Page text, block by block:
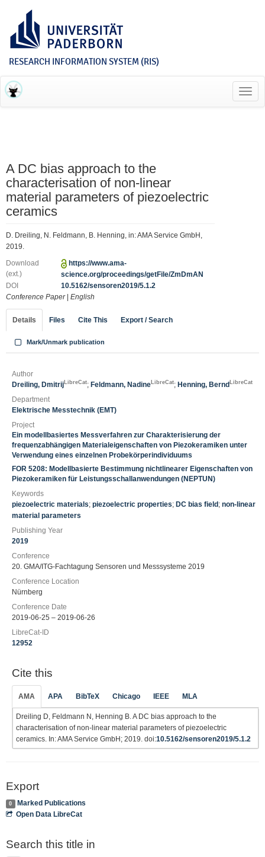
RESEARCH INFORMATION SYSTEM (RIS)
A DC bias approach to the
characterisation of non-linear
material parameters of piezoelectric
ceramics
D. Dreiling, N. Feldmann, B. Henning, in: AMA Service GmbH,
2019.
Download
(ext.)
https://www.ama-
science.org/proceedings/getFile/ZmDmAN
DOI
10.5162/sensoren2019/5.1.2
Conference Paper| English
Details Files Cite This Export / Search
Mark/Unmark publication
Author
Dreiling, Dmitrij LibreCat; Feldmann, Nadine LibreCat; Henning, Bernd LibreCat
Department
Elektrische Messtechnik (EMT)
Project
Ein modellbasiertes Messverfahren zur Charakterisierung der
frequenzabhängigen Materialeigenschaften von Piezokeramiken unter
Verwendung eines einzelnen Probekörperindividuums
FOR 5208: Modellbasierte Bestimmung nichtlinearer Eigenschaften von
Piezokeramiken für Leistungsschallanwendungen (NEPTUN)
Keywords
piezoelectric materials; piezoelectric properties; DC bias field ; non-linear
material parameters
Publishing Year
2019
Conference
20. GMA/ITG-Fachtagung Sensoren und Messsysteme 2019
Conference Location
Nürnberg
Conference Date
2019-06-25 – 2019-06-26
LibreCat-ID
12952
Cite this
AMA APA BibTeX Chicago IEEE MLA
Dreiling D, Feldmann N, Henning B. A DC bias approach to the
characterisation of non-linear material parameters of piezoelectric
ceramics. In: AMA Service GmbH; 2019. doi:10.5162/sensoren2019/5.1.2
Export
0
Marked Publications
Open Data LibreCat
Search this title in